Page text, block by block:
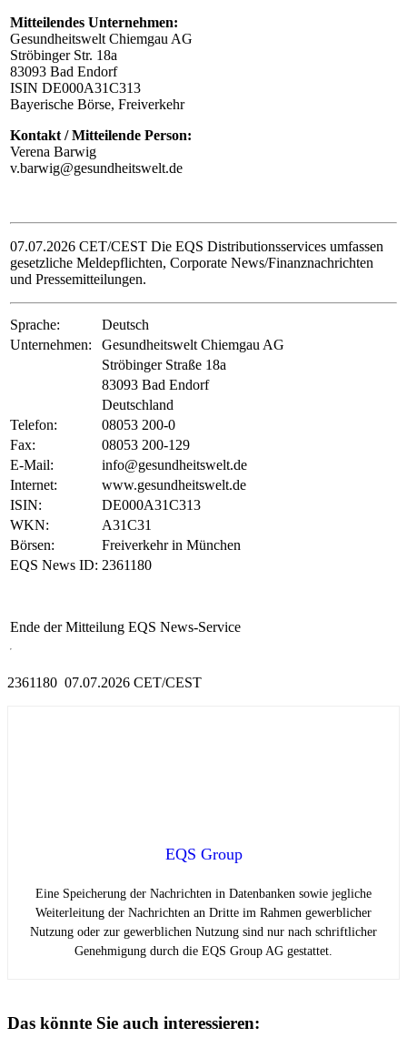
Mitteilendes Unternehmen:
Gesundheitswelt Chiemgau AG
Ströbinger Str. 18a
83093 Bad Endorf
ISIN DE000A31C313
Bayerische Börse, Freiverkehr
Kontakt / Mitteilende Person:
Verena Barwig
v.barwig@gesundheitswelt.de
07.07.2026 CET/CEST Die EQS Distributionsservices umfassen
gesetzliche Meldepflichten, Corporate News/Finanznachrichten
und Pressemitteilungen.
Sprache:
Deutsch
Unternehmen:
Gesundheitswelt Chiemgau AG
Ströbinger Straße 18a
83093 Bad Endorf
Deutschland
Telefon:
08053 200-0
Fax:
08053 200-129
E-Mail:
info@gesundheitswelt.de
Internet:
www.gesundheitswelt.de
ISIN:
DE000A31C313
WKN:
A31C31
Börsen:
Freiverkehr in München
EQS News ID: 2361180
Ende der Mitteilung EQS News-Service
2361180 07.07.2026 CET/CEST
EQS Group
Eine Speicherung der Nachrichten in Datenbanken sowie jegliche
Weiterleitung der Nachrichten an Dritte im Rahmen gewerblicher
Nutzung oder zur gewerblichen Nutzung sind nur nach schriftlicher
Genehmigung durch die EQS Group AG gestattet.
Das könnte Sie auch interessieren: